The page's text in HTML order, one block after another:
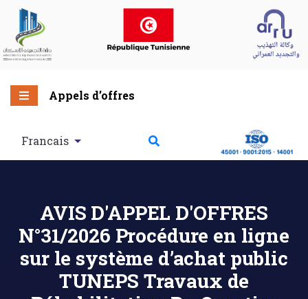
Appels d’offres
Francais
AVIS D'APPEL D'OFFRES
N°31/2026 Procédure en ligne
sur le système d’achat public
TUNEPS Travaux de